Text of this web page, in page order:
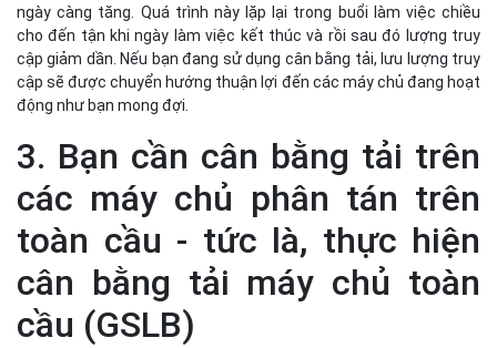
ngày càng tăng. Quá trình này lặp lại trong buổi làm việc chiều
cho đến tận khi ngày làm việc kết thúc và rồi sau đó lượng truy
cập giảm dần. Nếu bạn đang sử dụng cân bằng tải, lưu lượng truy
cập sẽ được chuyển hướng thuận lợi đến các máy chủ đang hoạt
động như bạn mong đợi.
3. Bạn cần cân bằng tải trên
các máy chủ phân tán trên
toàn cầu - tức là, thực hiện
cân bằng tải máy chủ toàn
cầu (GSLB)